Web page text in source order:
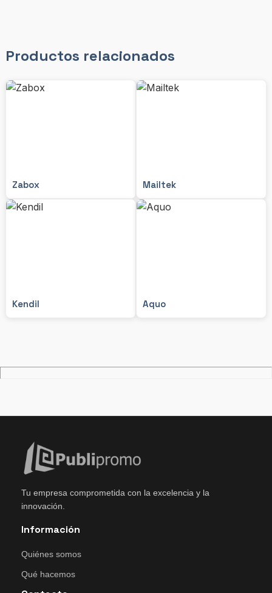
Productos relacionados
Zabox Mailtek
Kendil Aquo
Tu empresa comprometida con la excelencia y la
innovación.
Información
Quiénes somos
Qué hacemos